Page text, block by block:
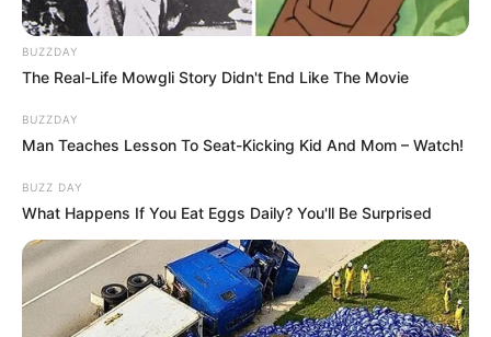
BUZZDAY
The Real-Life Mowgli Story Didn't End Like The Movie
BUZZDAY
Man Teaches Lesson To Seat-Kicking Kid And Mom – Watch!
BUZZ DAY
What Happens If You Eat Eggs Daily? You'll Be Surprised